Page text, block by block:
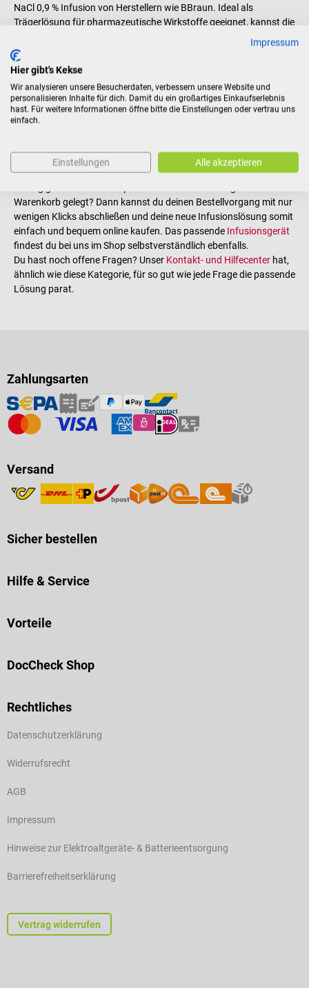
NaCl 0,9 % Infusion von Herstellern wie BBraun. Ideal als
Trägerlösung für pharmazeutische Wirkstoffe geeignet, kannst die
NaCl Infusionslösung bei uns in verschiedenen Größen kaufen.
Ringer Infusionen sind wässrige Infusionslösungen, die die
Elektrolyte Natrium, Kalium, Calcium und Chlorid enthalten.
Ringerlösungen eignen sich ähnlich wie die NaCl Infusionslösung
ebenfalls ideal als Trägermedium zur Verabreichung von
Medikamenten, werden oftmals aber auch als Infusion zur
Infusionslösungen online im DocCheck Shop
kaufen
Warenkorb gelegt? Dann kannst du deinen Bestellvorgang mit nur
wenigen Klicks abschließen und deine neue Infusionslösung somit
einfach und bequem online kaufen. Das passende Infusionsgerät
findest du bei uns im Shop selbstverständlich ebenfalls.
Du hast noch offene Fragen? Unser Kontakt- und Hilfecenter hat,
ähnlich wie diese Kategorie, für so gut wie jede Frage die passende
Lösung parat.
Zahlungsarten
Versand
Sicher bestellen
Hilfe & Service
Vorteile
DocCheck Shop
Rechtliches
Datenschutzerklärung
Widerrufsrecht
AGB
Impressum
Hinweise zur Elektroaltgeräte- & Batterieentsorgung
Barrierefreiheitserklärung
Vertrag widerrufen
Impressum
Hier gibt's Kekse
Wir analysieren unsere Besucherdaten, verbessern unsere Website und
personalisieren Inhalte für dich. Damit du ein großartiges Einkaufserlebnis
hast. Für weitere Informationen öffne bitte die Einstellungen oder vertrau uns
einfach.
Einstellungen Alle akzeptieren